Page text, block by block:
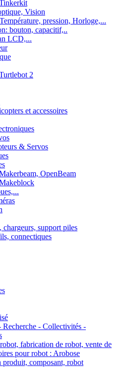
Vision
pression, Horloge,...
bouton, capacitif,..
LCD,...
2
et accessoires
& Servos
OpenBeam
chargeurs, support piles
connectiques
Recherche - Collectivités -
fabrication de robot, vente de
pour robot : Arobose
produit, composant, robot